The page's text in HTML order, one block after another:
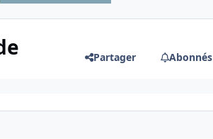
Partager Abonnés